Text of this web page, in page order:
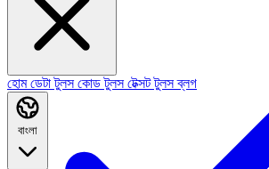
হোমডেটা টুলসকোড টুলসটেক্সট টুলসব্লগ
বাংলা